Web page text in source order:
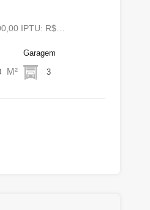
IPTU: R$…
M²
Garagem
3